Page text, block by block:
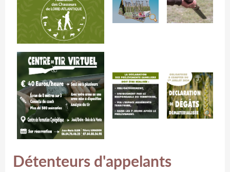
Détenteurs d'appelants